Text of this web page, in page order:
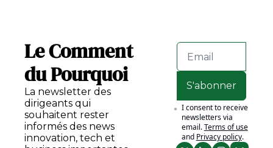
Le Comment
du Pourquoi
La newsletter des
dirigeants qui
souhaitent rester
informés des news
innovation, tech et
S'abonner
I consent to receive
newsletters via
email.Terms of use
and Privacy policy.